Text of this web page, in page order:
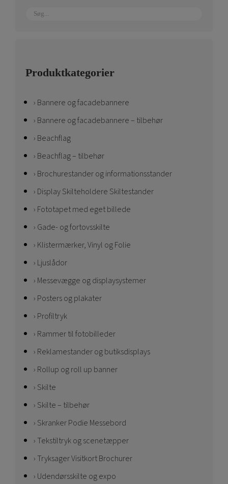
Produktkategorier
Bannere og facadebannere
Bannere og facadebannere – tilbehør
Beachflag
Beachflag – tilbehør
Brochurestander og informationsstander
Display Skilteholdere Skiltestander
Fototapet med eget billede
Gade- og fortovsskilte
Klistermærker, Vinyl og Folie
Ljuslådor
Messevægge og displaysystemer
Posters og plakater
Profiltryk
Rammer til fotobilleder
Reklamestander og butiksdisplays
Rollup og roll up banner
Skilte
Skilte – tilbehør
Skranker Podie Messebord
Tekstiltryk og scenetæpper
Tryksager Visitkort Brochurer
Udendørsskilte og expo